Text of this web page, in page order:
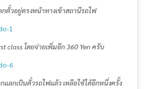
ตั๋วอยู่ตรงหน้าทางเข้าสถานีรถไฟ
class โดยจ่ายเพิ่มอีก 360 Yen ครับ
ลกเป็นตั๋วรถไฟแล้ว เหลือใช้ได้อีกหนึ่งครั้ง